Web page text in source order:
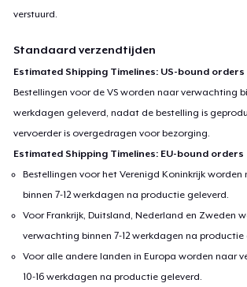
verstuurd.
Standaard verzendtijden
Estimated Shipping Timelines: US-bound orders
Bestellingen voor de VS worden naar verwachting
werkdagen geleverd, nadat de bestelling is
vervoerder is overgedragen voor bezorging.
Estimated Shipping Timelines: EU-bound orders
Bestellingen voor het Verenigd Koninkrijk
binnen 7-12 werkdagen na productie geleverd.
Voor Frankrijk, Duitsland, Nederland en Zweden
verwachting binnen 7-12 werkdagen na productie
Voor alle andere landen in Europa worden naar
10-16 werkdagen na productie geleverd.